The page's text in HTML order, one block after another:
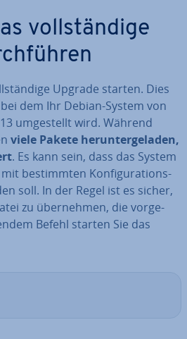
voll­stän­di­ge
Upgrade starten. Dies
dem Ihr Debian-System von
um­ge­stellt wird. Während
viele Pakete her­un­ter­ge­la­den,
. Es kann sein, dass das System
mit be­stimm­ten Kon­fi­gu­ra­ti­ons­
soll. In der Regel ist es sicher,
zu über­neh­men, die vor­ge­
Befehl starten Sie das